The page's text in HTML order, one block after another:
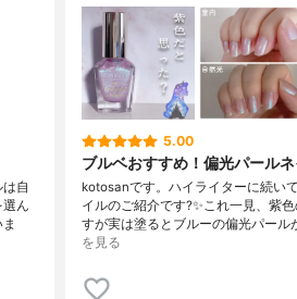
自
ん
5.00
ブルベおすすめ！偏光パール
kotosanです。ハイライターに続い
イルのご紹介です?✨これ一見、紫
すが実は塗るとブルーの偏光パール
を見る